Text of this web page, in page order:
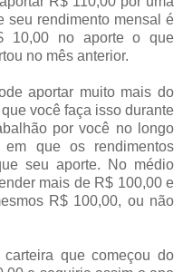
seu rendimento mensal é
10,00 no aporte o que
no mês anterior.
aportar muito mais do
você faça isso durante
por você no longo
que os rendimentos
seu aporte. No médio
mais de R$ 100,00 e
R$ 100,00, ou não
que começou do